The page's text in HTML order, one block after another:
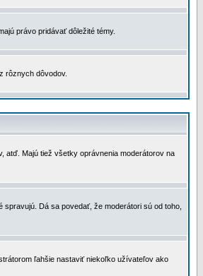
právo pridávať dôležité témy.
rôznych dôvodov.
atď. Majú tiež všetky oprávnenia moderátorov na
Dá sa povedať, že moderátori sú od toho,
ľahšie nastaviť niekoľko užívateľov ako